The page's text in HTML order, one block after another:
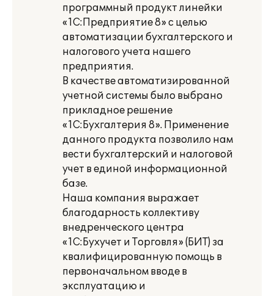
программный продукт линейки
«1С:Предприятие 8» с целью
автоматизации бухгалтерского и
налогового учета нашего
предприятия.
В качестве автоматизированной
учетной системы было выбрано
прикладное решение
«1С:Бухгалтерия 8». Применение
данного продукта позволило нам
вести бухгалтерский и налоговой
учет в единой информационной
базе.
Наша компания выражает
благодарность коллективу
внедренческого центра
«1С:Бухучет и Торговля» (БИТ) за
квалифицированную помощь в
первоначальном вводе в
эксплуатацию и